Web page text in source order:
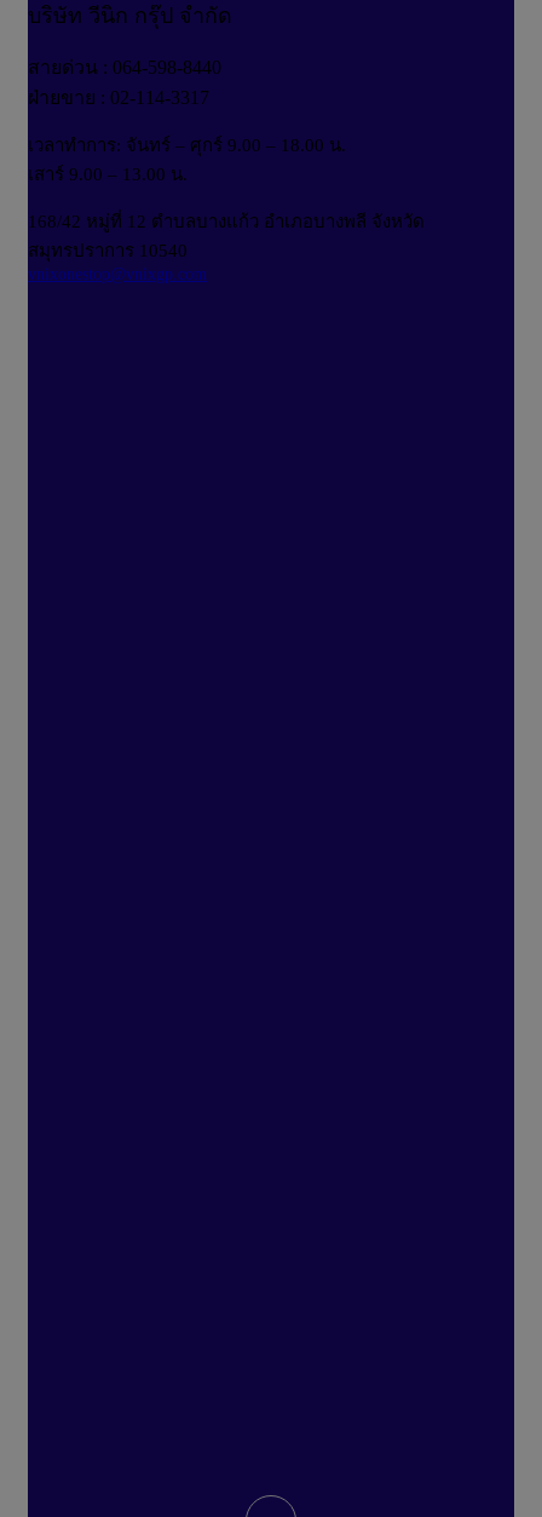
บริษัท วีนิก กรุ๊ป จำกัด
สายด่วน : 064-598-8440
ฝ่ายขาย : 02-114-3317
เวลาทำการ: จันทร์ – ศุกร์ 9.00 – 18.00 น.
เสาร์ 9.00 – 13.00 น.
168/42 หมู่ที่ 12 ตำบลบางแก้ว อำเภอบางพลี จังหวัด
สมุทรปราการ 10540
vnixonestop@vnixgp.com